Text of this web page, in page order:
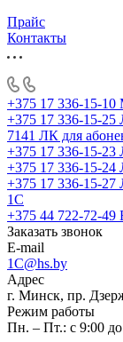
Прайс
Контакты
+375 17 336-15-10
+375 17 336-15-25
7141 ЛК для
+375 17 336-15-23
+375 17 336-15-24
+375 17 336-15-27
1С
+375 44 722-72-49
Заказать звонок
E-mail
1C@hs.by
Адрес
г. Минск, пр.
Режим работы
Пн. – Пт.: с 9:00